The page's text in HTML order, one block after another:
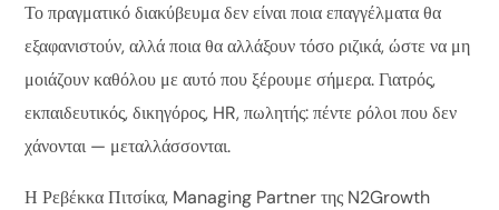
Το πραγματικό διακύβευμα δεν είναι ποια επαγγέλματα θα
εξαφανιστούν, αλλά ποια θα αλλάξουν τόσο ριζικά, ώστε να μη
μοιάζουν καθόλου με αυτό που ξέρουμε σήμερα. Γιατρός,
εκπαιδευτικός, δικηγόρος, HR, πωλητής: πέντε ρόλοι που δεν
χάνονται — μεταλλάσσονται.
Η Ρεβέκκα Πιτσίκα, Managing Partner της N2Growth